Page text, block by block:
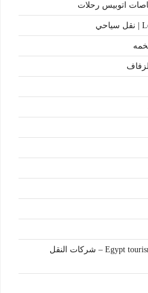
اتوبيس رحلات
Egypt tourism transportation companies – شركات النقل